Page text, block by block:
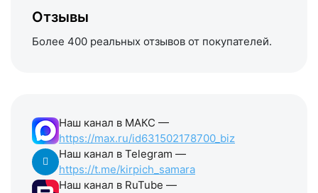
Отзывы
Более 400 реальных отзывов от покупателей.
Наш канал в МАКС —
https://max.ru/id631502178700_biz
Наш канал в Telegram —
https://t.me/kirpich_samara
Наш канал в RuTube —